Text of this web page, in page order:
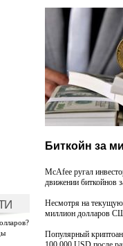
Биткойн за
McAfee ругал
движении биткойнов
Несмотря на текущую
миллион долларов
Популярный